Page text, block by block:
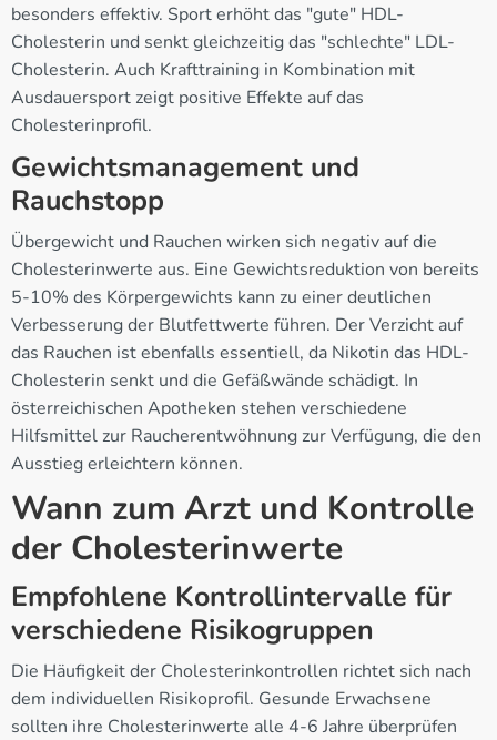
besonders effektiv. Sport erhöht das "gute" HDL-
Cholesterin und senkt gleichzeitig das "schlechte" LDL-
Cholesterin. Auch Krafttraining in Kombination mit
Ausdauersport zeigt positive Effekte auf das
Cholesterinprofil.
Gewichtsmanagement und
Rauchstopp
Übergewicht und Rauchen wirken sich negativ auf die
Cholesterinwerte aus. Eine Gewichtsreduktion von bereits
5-10% des Körpergewichts kann zu einer deutlichen
Verbesserung der Blutfettwerte führen. Der Verzicht auf
das Rauchen ist ebenfalls essentiell, da Nikotin das HDL-
Cholesterin senkt und die Gefäßwände schädigt. In
österreichischen Apotheken stehen verschiedene
Hilfsmittel zur Raucherentwöhnung zur Verfügung, die den
Ausstieg erleichtern können.
Wann zum Arzt und Kontrolle
der Cholesterinwerte
Empfohlene Kontrollintervalle für
verschiedene Risikogruppen
Die Häufigkeit der Cholesterinkontrollen richtet sich nach
dem individuellen Risikoprofil. Gesunde Erwachsene
sollten ihre Cholesterinwerte alle 4-6 Jahre überprüfen